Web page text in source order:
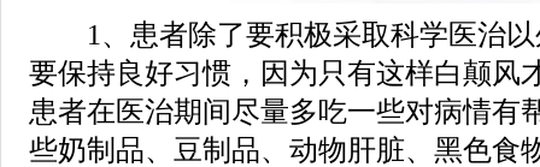
1、患者除了要积极采取科学医治以
要保持良好习惯，因为只有这样白颠风
患者在医治期间尽量多吃一些对病情有
些奶制品、豆制品、动物肝脏、黑色食